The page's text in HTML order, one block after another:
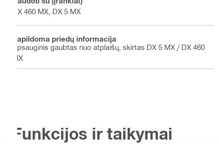
DX 460 MX, DX 5 MX
Papildoma priedų informacija
Apsauginis gaubtas nuo atplaišų, skirtas DX 5 MX / DX 460
MX
Funkcijos ir taikymai